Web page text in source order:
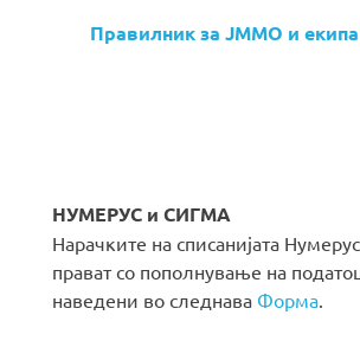
Правилник за ЈММО и
НУМЕРУС и СИГМА
Нарачките на списанијата
прават со пополнување на
наведени во следнава Форма.